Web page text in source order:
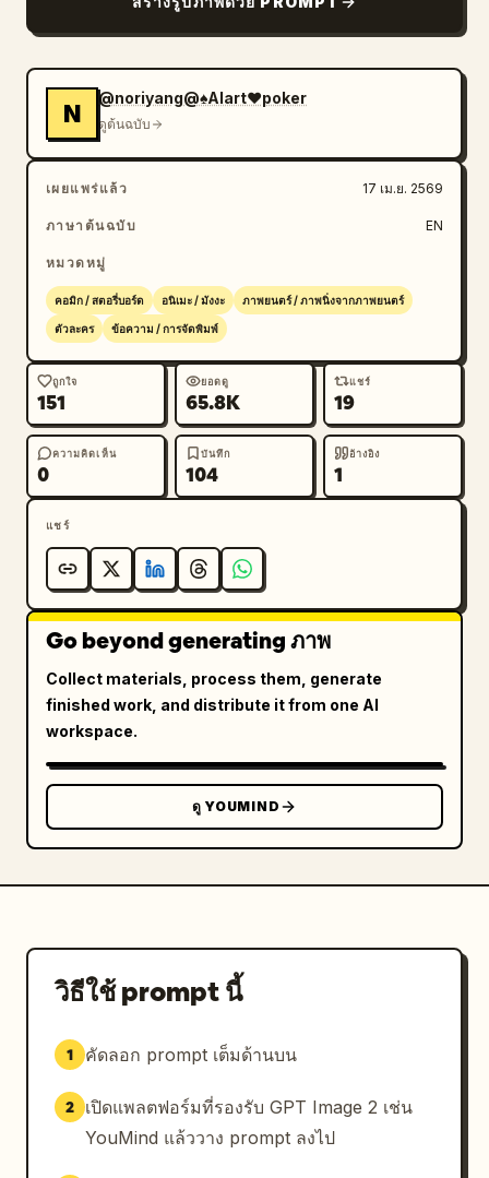
        "description": "ช่องแนวนอนขนาดเล็ก
        "elements": [
          {"type": "text_box", "position":
"ขวา", "text": "เมื่อลืมตาขึ้นมา ก็พบว่าตัวเองอยู่ใน
โลกที่ไม่คุ้นเคย"}
        ]
      },
        "tier": 3,
        "description": "ช่องแบบมอนทาจแสดงภาพ
ปราสาทโกธิค มังกรที่กำลังคำราม และตัวละครจากด้าน
        "elements": [
          {"type": "text_box", "position":
"ซ้าย", "text": "เวทมนตร์ ออร่า และ... มังกร"}
        ]
      },
        "tier": 4,
        "description": "ตัวละครดูหม่นหมองในป่า
ร้างที่มืดมิด",
        "elements": [
          {"type": "text_box", "position":
แต่กลับถูกเรียกว่าเป็นพวกไร้ค่า"}
        ]
      },
      {
        "tier": 5,
        "description": "ช่องแบ่งครึ่ง ด้านซ้ายแสดง
ใบหน้าเศร้าๆ ด้านขวาแสดงภาพโคลสอัพที่ดูมุ่งมั่นพร้อม
"ซ้าย", "text": "ไม่มีพลัง ไม่มีสติปัญญา เป็นเพียง
ขยะ"},
          {"type": "text_box", "position":
เท่านั้น"}
      },
      {
N
@noriyang@♠️AIart❤️poker
ดูต้นฉบับ
เผยแพร่แล้ว 17 เม.ย. 2569
ภาษาต้นฉบับ EN
หมวดหมู่
คอมิก / สตอรี่บอร์ด อนิเมะ / มังงะ ภาพยนตร์ / ภาพนิ่งจากภาพยนตร์
ตัวละคร ข้อความ / การจัดพิมพ์
ถูกใจ
151
ยอดดู
65.8K
แชร์
19
ความคิดเห็น
0
บันทึก
104
อ้างอิง
1
แชร์
Go beyond generating ภาพ
Collect materials, process them, generate
finished work, and distribute it from one AI
workspace.
ดู YOUMIND
วิธีใช้ prompt นี้
1 คัดลอก prompt เต็มด้านบน
2
เปิดแพลตฟอร์มที่รองรับ GPT Image 2 เช่น
YouMind แล้ววาง prompt ลงไป